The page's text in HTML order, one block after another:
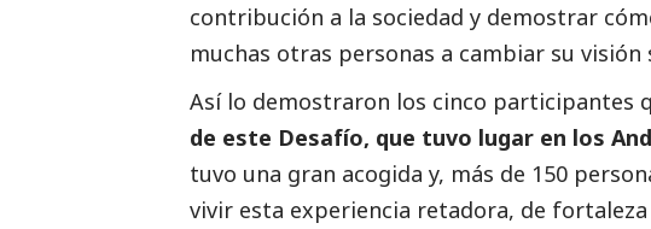
contribución a la sociedad y demostrar
muchas otras personas a cambiar su
Así lo demostraron los cinco participantes
de este Desafío, que tuvo lugar en los
tuvo una gran acogida y, más de 150
vivir esta experiencia retadora, de